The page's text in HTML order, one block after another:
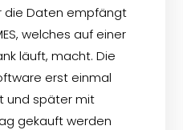
die Daten empfängt
welches auf einer
läuft, macht. Die
erst einmal
und später mit
gekauft werden